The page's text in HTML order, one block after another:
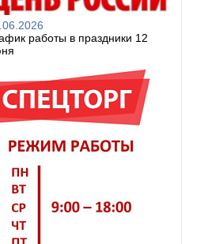
работы в праздники 12